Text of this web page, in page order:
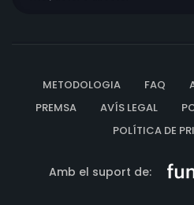
METODOLOGIA FAQ
PREMSA
AVÍS LEGAL
POLÍTICA DE
Amb el suport de: